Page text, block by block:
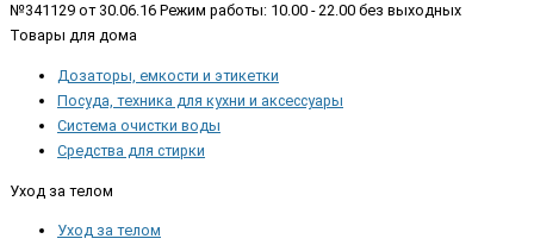
№341129 от 30.06.16 Режим работы: 10.00 - 22.00 без выходных
Товары для дома
Дозаторы, емкости и этикетки
Посуда, техника для кухни и аксессуары
Система очистки воды
Средства для стирки
Уход за телом
Уход за телом